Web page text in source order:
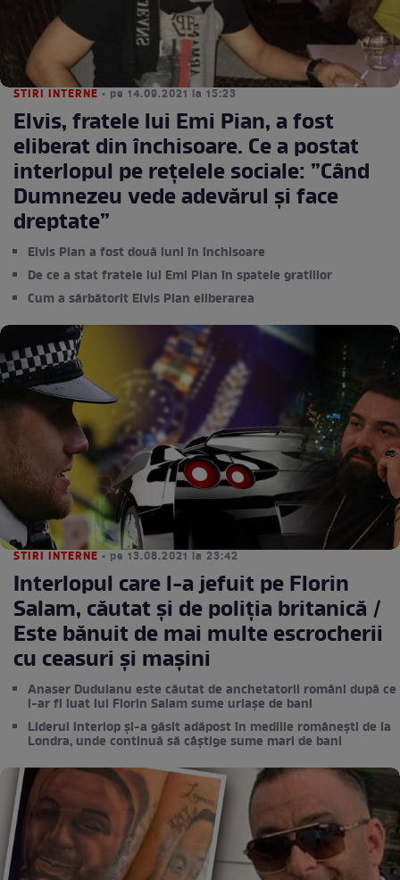
STIRI INTERNE • pe 14.09.2021 la 15:23
Elvis, fratele lui Emi Pian, a fost
eliberat din închisoare. Ce a postat
interlopul pe rețelele sociale: ”Când
Dumnezeu vede adevărul și face
dreptate”
Elvis Pian a fost două luni în închisoare
De ce a stat fratele lui Emi Pian în spatele gratiilor
Cum a sărbătorit Elvis Pian eliberarea
STIRI INTERNE • pe 13.08.2021 la 23:42
Interlopul care l-a jefuit pe Florin
Salam, căutat și de poliția britanică /
Este bănuit de mai multe escrocherii
cu ceasuri și mașini
Anaser Duduianu este căutat de anchetatorii români după ce
i-ar fi luat lui Florin Salam sume uriașe de bani
Liderul interlop și-a găsit adăpost în mediile românești de la
Londra, unde continuă să câștige sume mari de bani